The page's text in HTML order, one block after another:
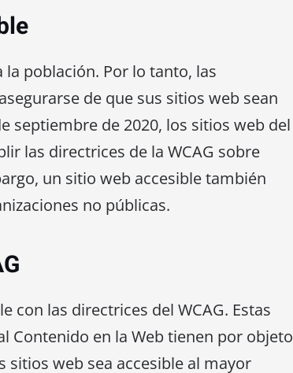
la población. Por lo tanto, las
de que sus sitios web sean
septiembre de 2020, los sitios web del
las directrices de la WCAG sobre
un sitio web accesible también
no públicas.
con las directrices del WCAG. Estas
Contenido en la Web tienen por objeto
sitios web sea accesible al mayor